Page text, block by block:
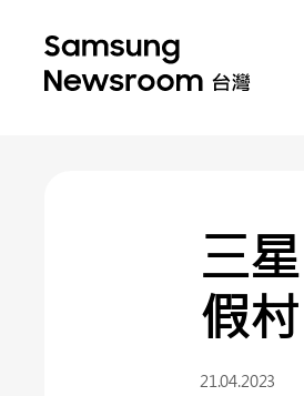
三
假
21.04.2023